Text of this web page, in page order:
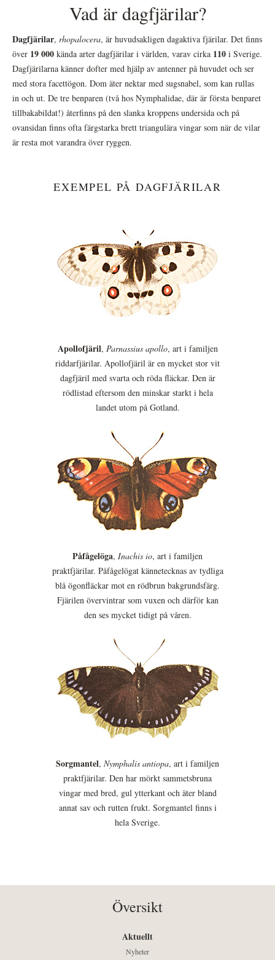
Vad är dagfjärilar?
Dagfjärilar, rhopalocera, är huvudsakligen dagaktiva fjärilar. Det finns
över 19 000 kända arter dagfjärilar i världen, varav cirka 110 i Sverige.
Dagfjärilarna känner dofter med hjälp av antenner på huvudet och ser
med stora facettögon. Dom äter nektar med sugsnabel, som kan rullas
in och ut. De tre benparen (två hos Nymphalidae, där är första benparet
tillbakabildat!) återfinns på den slanka kroppens undersida och på
ovansidan finns ofta färgstarka brett triangulära vingar som när de vilar
är resta mot varandra över ryggen.
EXEMPEL PÅ DAGFJÄRILAR
Apollofjäril, Parnassius apollo, art i familjen
riddarfjärilar. Apollofjäril är en mycket stor vit
dagfjäril med svarta och röda fläckar. Den är
rödlistad eftersom den minskar starkt i hela
landet utom på Gotland.
Påfågelöga, Inachis io, art i familjen
praktfjärilar. Påfågelögat kännetecknas av tydliga
blå ögonfläckar mot en rödbrun bakgrundsfärg.
Fjärilen övervintrar som vuxen och därför kan
den ses mycket tidigt på våren.
Sorgmantel, Nymphalis antiopa, art i familjen
praktfjärilar. Den har mörkt sammetsbruna
vingar med bred, gul ytterkant och äter bland
annat sav och rutten frukt. Sorgmantel finns i
hela Sverige.
Översikt
Aktuellt
Nyheter